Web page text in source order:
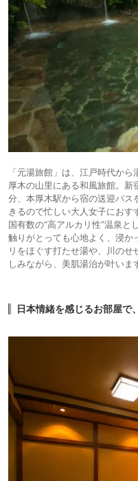
「元湯旅館」は、江戸時代か
厚木の山里にある和風旅館。
分、本厚木駅から宿の送迎バス
きるので忙しい大人女子にお
国有数の“高アルカリ性”温泉と
触りがとっても心地よく、浸
リをほぐす打たせ湯や、川の
しみながら、美肌湯治が叶いま
日本情緒を感じるお部屋で